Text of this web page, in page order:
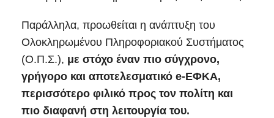
Παράλληλα, προωθείται η ανάπτυξη του
Ολοκληρωμένου Πληροφοριακού Συστήματος
(Ο.Π.Σ.), με στόχο έναν πιο σύγχρονο,
γρήγορο και αποτελεσματικό e-ΕΦΚΑ,
περισσότερο φιλικό προς τον πολίτη και
πιο διαφανή στη λειτουργία του.